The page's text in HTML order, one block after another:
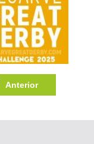
Anterior